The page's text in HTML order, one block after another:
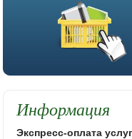
Информация
Экспресс-оплата услуг